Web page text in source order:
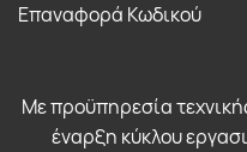
Επαναφορά Κωδικού
Με προϋπηρεσία
έναρξη κύκλου